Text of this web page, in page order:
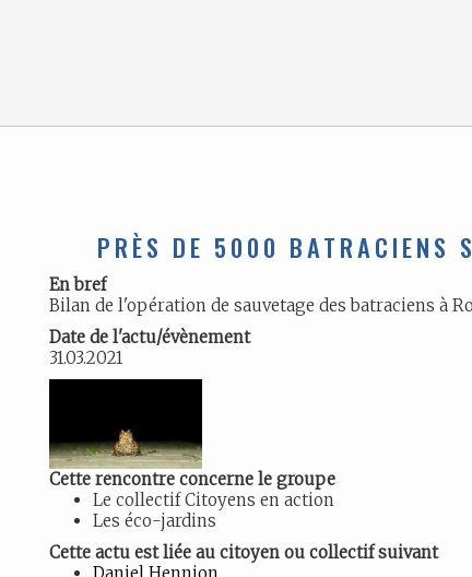
PRÈS DE 5000 BATRACIENS
En bref
Bilan de l'opération de sauvetage des batraciens à
Date de l'actu/évènement
31.03.2021
Cette rencontre concerne le groupe
Le collectif Citoyens en action
Les éco-jardins
Cette actu est liée au citoyen ou collectif suivant
Daniel Hennion